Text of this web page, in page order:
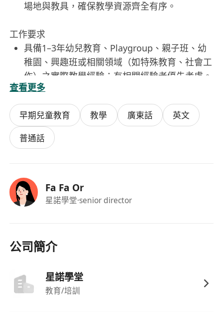
場地與教具，確保教學資源齊全有序。
工作要求
具備1–3年幼兒教育、Playgroup、親子班、幼
稚園、興趣班或相關領域（如特殊教育、社會工
作）之實際教學經驗；有相關經驗者優先考慮。
持有高級文憑或副學士學歷，主修幼兒教育、教
育、心理學、社工或相關範疇者優先。
熱愛幼兒，具備充沛活力、真誠親和力及現場氣
氛帶動能力。
具備基礎唱遊、故事演繹、活動帶領及手工創作
事有效溝通。
具高度責任感、守時可靠，能獨立帶班或協同主
IANG簽證之非本地畢業生、受養人入境簽證持
福利
薪資面議，按經驗及能力提供具競爭力之報酬。
查看更多
早期兒童教育 教學 廣東話
英文
普通話
Fa Fa Or
星諾學堂·senior director
公司簡介
星諾學堂
教育/培訓